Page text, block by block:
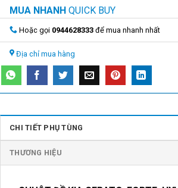
MUA NHANH QUICK BUY
Hoặc gọi 0944628333 để mua nhanh nhất
Địa chỉ mua hàng
CHI TIẾT PHỤ TÙNG
THƯƠNG HIỆU